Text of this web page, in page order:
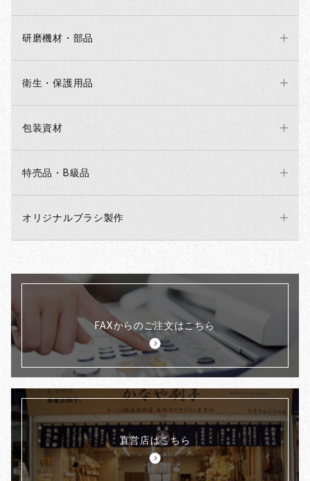
研磨機材・部品
衛生・保護用品
包装資材
特売品・B級品
オリジナルブラシ製作
FAXからのご注文はこちら
直営店はこちら